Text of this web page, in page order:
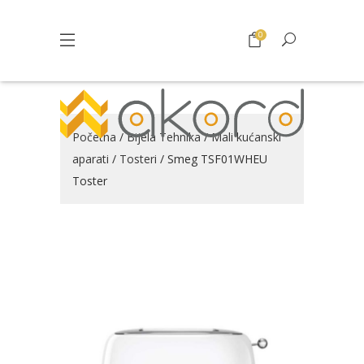
0
Početna /Bijela Tehnika/Mali kućanski
aparati / Tosteri / Smeg TSF01WHEU
Toster